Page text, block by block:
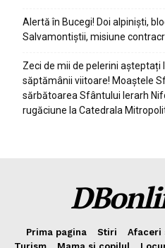
Alertă în Bucegi! Doi alpiniști,
Salvamontiștii, misiune
Zeci de mii de pelerini așteptați
săptămânii viitoare! Moaștele
sărbătoarea Sfântului Ierarh
rugăciune la Catedrala
Prima pagina Stiri Afaceri